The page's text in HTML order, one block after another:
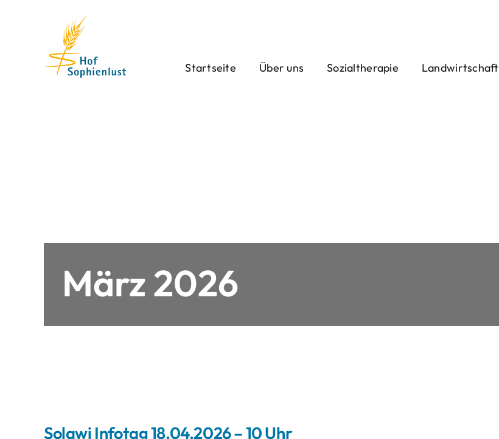
Startseite
Über uns Sozialtherapie Landwirtschaft
März 2026
Solawi Infotag 18.04.2026 – 10 Uhr